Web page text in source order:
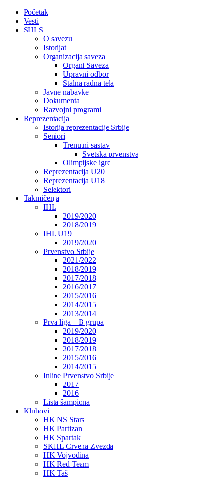
Početak
Vesti
SHLS
O savezu
Istorijat
Organizacija saveza
Organi Saveza
Upravni odbor
Stalna radna tela
Javne nabavke
Dokumenta
Razvojni programi
Reprezentacija
Istorija reprezentacije Srbije
Seniori
Trenutni sastav
Svetska prvenstva
Olimpijske igre
Reprezentacija U20
Reprezentacija U18
Selektori
Takmičenja
IHL
2019/2020
2018/2019
IHL U19
2019/2020
Prvenstvo Srbije
2021/2022
2018/2019
2017/2018
2016/2017
2015/2016
2014/2015
2013/2014
Prva liga – B grupa
2019/2020
2018/2019
2017/2018
2015/2016
2014/2015
Inline Prvenstvo Srbije
2017
2016
Lista šampiona
Klubovi
HK NS Stars
HK Partizan
HK Spartak
SKHL Crvena Zvezda
HK Vojvodina
HK Red Team
HK Taš